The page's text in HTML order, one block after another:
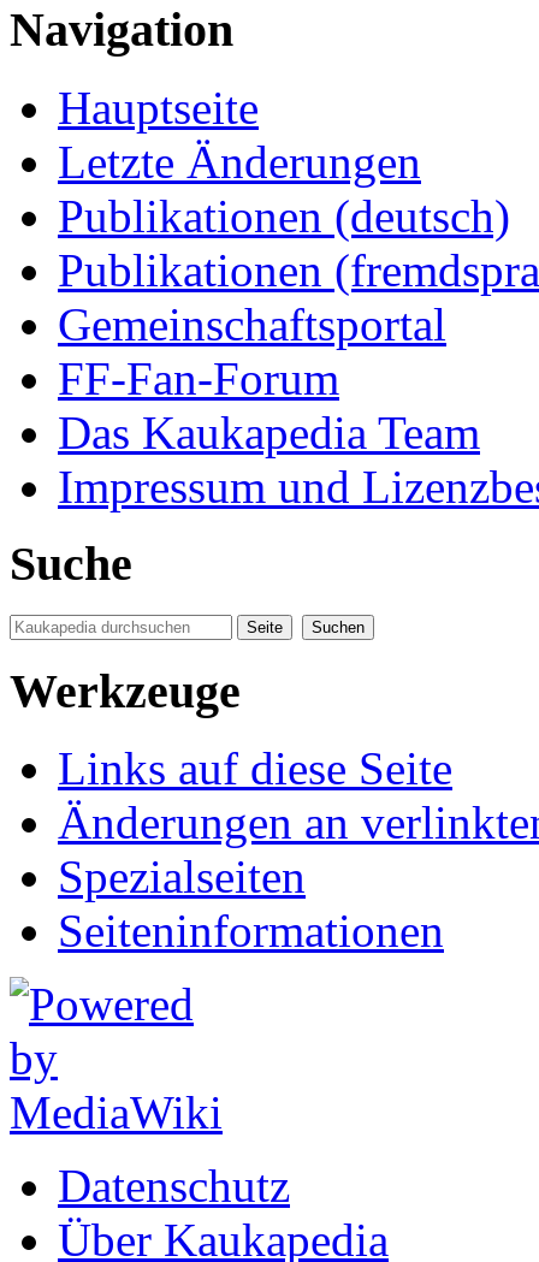
Navigation
Hauptseite
Letzte Änderungen
Publikationen (deutsch)
Publikationen
Gemeinschaftsportal
FF-Fan-Forum
Das Kaukapedia Team
Impressum und
Suche
Werkzeuge
Links auf diese Seite
Änderungen an
Spezialseiten
Seiten­informationen
Datenschutz
Über Kaukapedia